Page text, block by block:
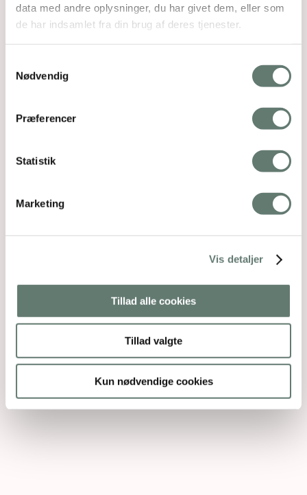
data med andre oplysninger, du har givet dem, eller som
de har indsamlet fra din brug af deres tjenester.
Nødvendig
Præferencer
Statistik
Marketing
Vis detaljer
Tillad alle cookies
Tillad valgte
Kun nødvendige cookies